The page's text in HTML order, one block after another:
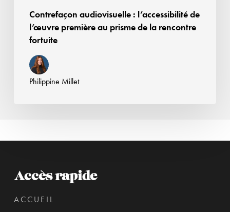
fortuiteContrefaçon audiovisuelle : l’accessibilité de
l’œuvre première au prisme de la rencontre
fortuite
Philippine Millet
Accès rapide
ACCUEIL